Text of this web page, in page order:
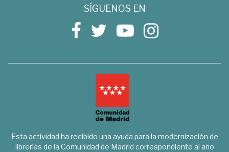
SÍGUENOS EN
Esta actividad ha recibido una ayuda para la modernización de
librerías de la Comunidad de Madrid correspondiente al año